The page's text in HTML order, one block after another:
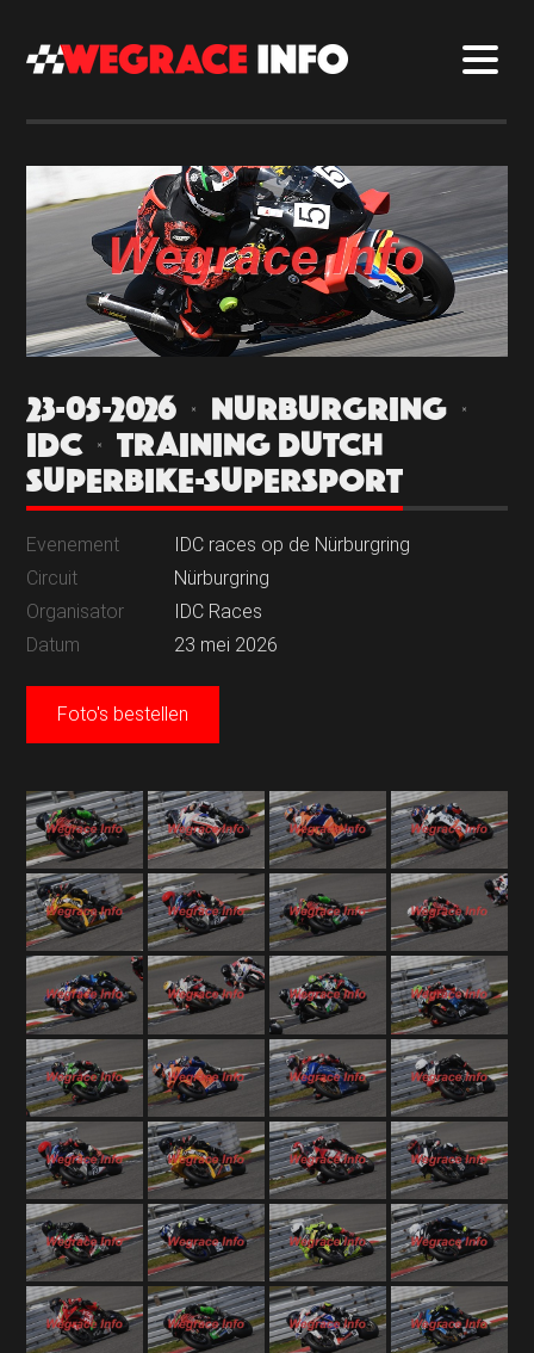
23-05-2026 | NURBURGRING |
IDC | TRAINING DUTCH
SUPERBIKE-SUPERSPORT
Evenement
IDC races op de Nürburgring
Circuit
Nürburgring
Organisator
IDC Races
Datum
23 mei 2026
Foto's bestellen